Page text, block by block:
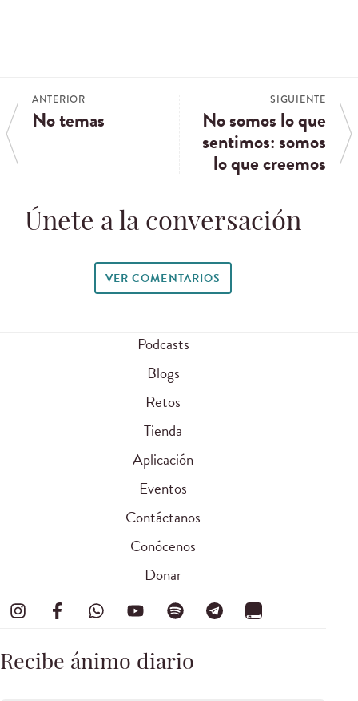
ANTERIOR
No temas
SIGUIENTE
No somos lo que
sentimos: somos
lo que creemos
Únete a la conversación
VER COMENTARIOS
Podcasts
Blogs
Retos
Tienda
Aplicación
Eventos
Contáctanos
Conócenos
Donar
Recibe ánimo diario